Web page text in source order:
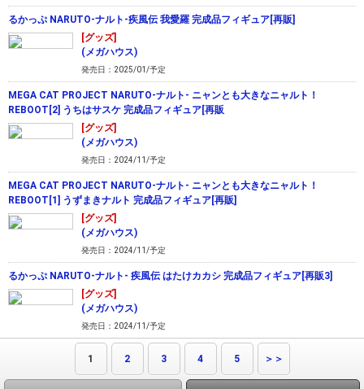
るかっぷ NARUTO-ナルト-疾風伝 我愛羅 完成品フィギュア[再販]
[グッズ]
(メガハウス)
発売日：2025/01/予定
MEGA CAT PROJECT NARUTO-ナルト- ニャンとも大きなニャルト！
REBOOT[2] うちはサスケ 完成品フィギュア[再販
[グッズ]
(メガハウス)
発売日：2024/11/予定
MEGA CAT PROJECT NARUTO-ナルト- ニャンとも大きなニャルト！
REBOOT[1] うずまきナルト 完成品フィギュア[再販]
[グッズ]
(メガハウス)
発売日：2024/11/予定
るかっぷ NARUTO-ナルト- 疾風伝 はたけカカシ 完成品フィギュア[再販3]
[グッズ]
(メガハウス)
発売日：2024/11/予定
1 2 3 4 5 ＞＞